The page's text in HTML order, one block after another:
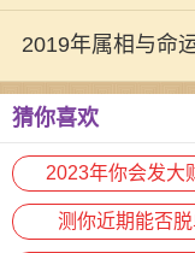
2019年属相与命
纱
猜你喜欢
2023年你会发大
测你近期能否